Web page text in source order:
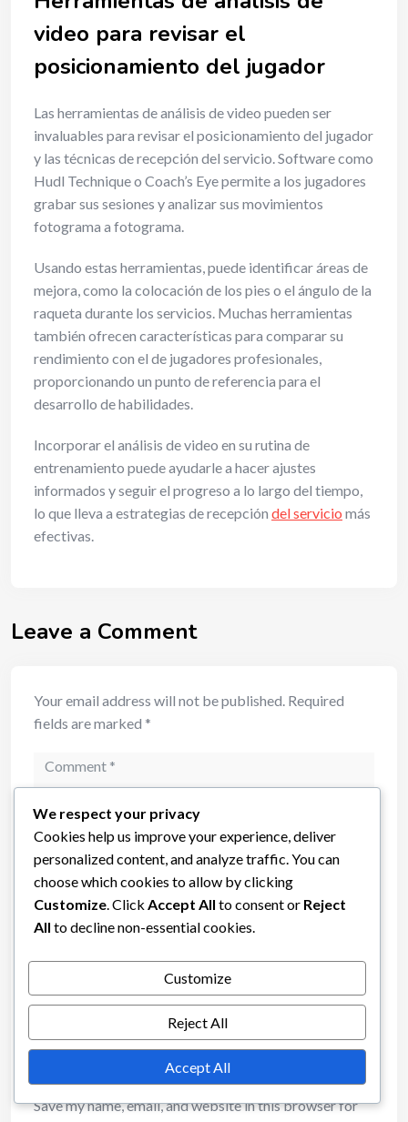
video para revisar el
posicionamiento del jugador
Las herramientas de análisis de video pueden ser
invaluables para revisar el posicionamiento del jugador
y las técnicas de recepción del servicio. Software como
Hudl Technique o Coach’s Eye permite a los jugadores
grabar sus sesiones y analizar sus movimientos
fotograma a fotograma.
Usando estas herramientas, puede identificar áreas de
mejora, como la colocación de los pies o el ángulo de la
raqueta durante los servicios. Muchas herramientas
también ofrecen características para comparar su
rendimiento con el de jugadores profesionales,
proporcionando un punto de referencia para el
desarrollo de habilidades.
Incorporar el análisis de video en su rutina de
entrenamiento puede ayudarle a hacer ajustes
informados y seguir el progreso a lo largo del tiempo,
lo que lleva a estrategias de recepción del servicio más
efectivas.
Leave a Comment
Your email address will not be published. Required
fields are marked *
Comment
Name
Save my name, email, and website in this browser for
We respect your privacy
Cookies help us improve your experience, deliver
personalized content, and analyze traffic. You can
choose which cookies to allow by clicking
Customize . Click Accept All to consent or Reject
All to decline non-essential cookies.
Customize
Reject All
Accept All